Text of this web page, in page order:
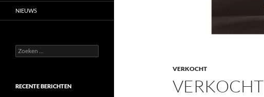
VERKOCHT
VERKOCHT
NIEUWS
Zoeken
naar:
RECENTE BERICHTEN